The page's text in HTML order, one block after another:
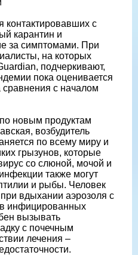
контактировавших с
карантин и
за симптомами. При
на которых
подчеркивают,
пока оценивается
сравнения с началом
новым продуктам
возбудитель
по всему миру и
грызунов, которые
со слюной, мочой и
также могут
и рыбы. Человек
вдыхании аэрозоля с
инфицированных
вызывать
с почечным
лечения –